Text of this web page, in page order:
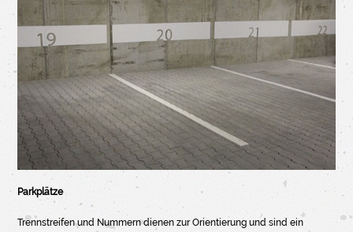
Parkplätze
Trennstreifen und Nummern dienen zur Orientierung und sind ein